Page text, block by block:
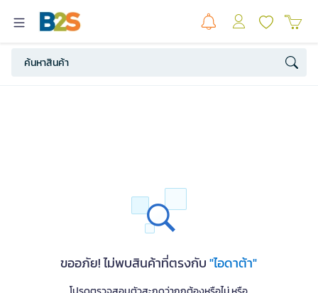
ขออภัย! ไม่พบสินค้าที่ตรงกับ"ไอดาต้า"